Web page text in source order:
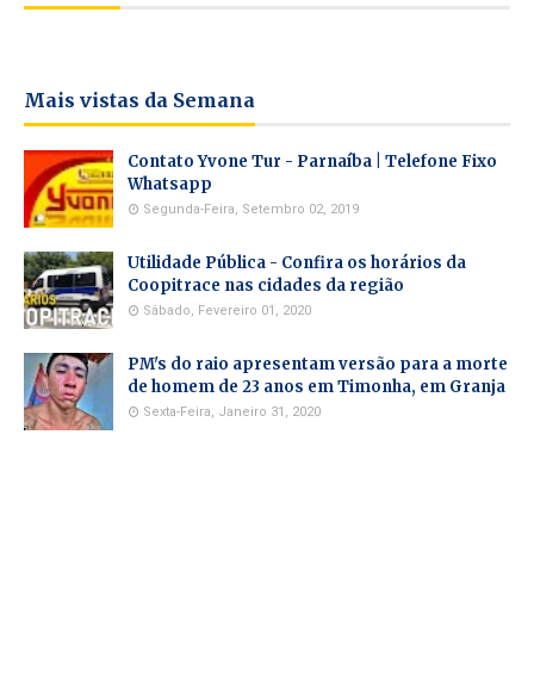
Mais vistas da Semana
Contato Yvone Tur - Parnaíba | Telefone Fixo
Whatsapp
Segunda-Feira, Setembro 02, 2019
Utilidade Pública - Confira os horários da
Coopitrace nas cidades da região
Sábado, Fevereiro 01, 2020
PM's do raio apresentam versão para a morte
de homem de 23 anos em Timonha, em Granja
Sexta-Feira, Janeiro 31, 2020